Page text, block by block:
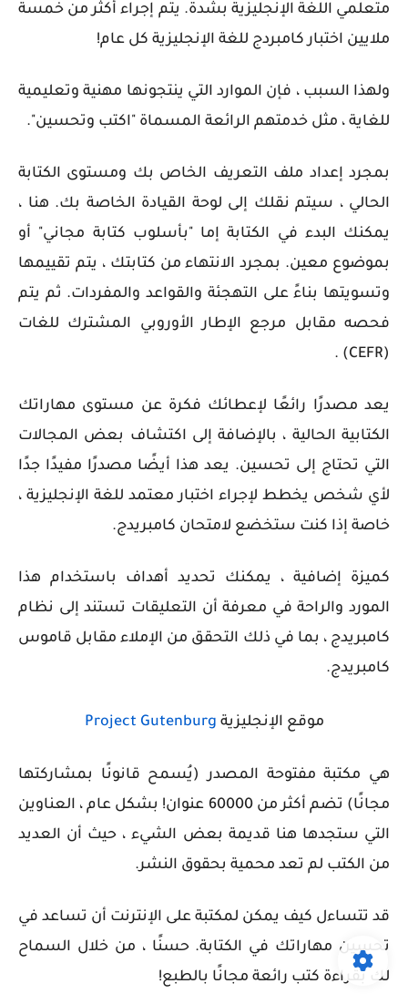
متعلمي اللغة الإنجليزية بشدة. يتم إجراء أكثر من خمسة
ملايين اختبار كامبردج للغة الإنجليزية كل عام!
ولهذا السبب ، فإن الموارد التي ينتجونها مهنية وتعليمية
للغاية ، مثل خدمتهم الرائعة المسماة "اكتب وتحسين".
بمجرد إعداد ملف التعريف الخاص بك ومستوى الكتابة
الحالي ، سيتم نقلك إلى لوحة القيادة الخاصة بك. هنا ،
يمكنك البدء في الكتابة إما "بأسلوب كتابة مجاني" أو
بموضوع معين. بمجرد الانتهاء من كتابتك ، يتم تقييمها
وتسويتها بناءً على التهجئة والقواعد والمفردات. ثم يتم
فحصه مقابل مرجع الإطار الأوروبي المشترك للغات
(CEFR) .
يعد مصدرًا رائعًا لإعطائك فكرة عن مستوى مهاراتك
الكتابية الحالية ، بالإضافة إلى اكتشاف بعض المجالات
التي تحتاج إلى تحسين. يعد هذا أيضًا مصدرًا مفيدًا جدًا
لأي شخص يخطط لإجراء اختبار معتمد للغة الإنجليزية ،
خاصة إذا كنت ستخضع لامتحان كامبريدج.
كميزة إضافية ، يمكنك تحديد أهداف باستخدام هذا
المورد والراحة في معرفة أن التعليقات تستند إلى نظام
كامبريدج ، بما في ذلك التحقق من الإملاء مقابل قاموس
كامبريدج.
موقع الإنجليزية Project Gutenburg
هي مكتبة مفتوحة المصدر (يُسمح قانونًا بمشاركتها
مجانًا) تضم أكثر من 60000 عنوان! بشكل عام ، العناوين
التي ستجدها هنا قديمة بعض الشيء ، حيث أن العديد
من الكتب لم تعد محمية بحقوق النشر.
قد تتساءل كيف يمكن لمكتبة على الإنترنت أن تساعد في
تحسين مهاراتك في الكتابة. حسنًا ، من خلال السماح
لك بقراءة كتب رائعة مجانًا بالطبع!